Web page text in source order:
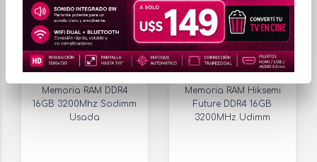
Memoria RAM DDR4
16GB 3200Mhz Sodimm
Usada
Memoria RAM Hiksemi
Future DDR4 16GB
3200MHz Udimm